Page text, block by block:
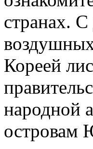
странах.
Кореей
народной
островам